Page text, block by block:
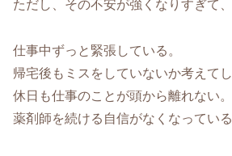
ただし、その不安が強くなりすぎて、
仕事中ずっと緊張している。
帰宅後もミスをしていないか考えてし
休日も仕事のことが頭から離れない。
薬剤師を続ける自信がなくなっている